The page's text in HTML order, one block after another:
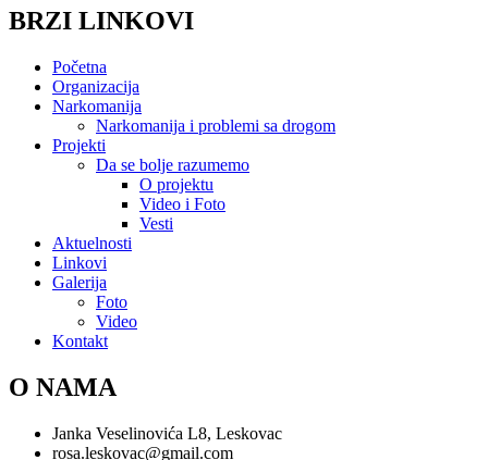
BRZI LINKOVI
Početna
Organizacija
Narkomanija
Narkomanija i problemi sa drogom
Projekti
Da se bolje razumemo
O projektu
Video i Foto
Vesti
Aktuelnosti
Linkovi
Galerija
Foto
Video
Kontakt
O NAMA
Janka Veselinovića L8, Leskovac
rosa.leskovac@gmail.com